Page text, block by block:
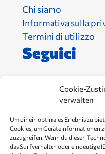
Cookie-
verwalten
Um dir ein optimales Erlebnis zu
Cookies, um Geräteinformationen
zuzugreifen. Wenn du diesen
das Surfverhalten oder eindeutige
Chi siamo
Informativa sulla
Termini di utilizzo
Seguici